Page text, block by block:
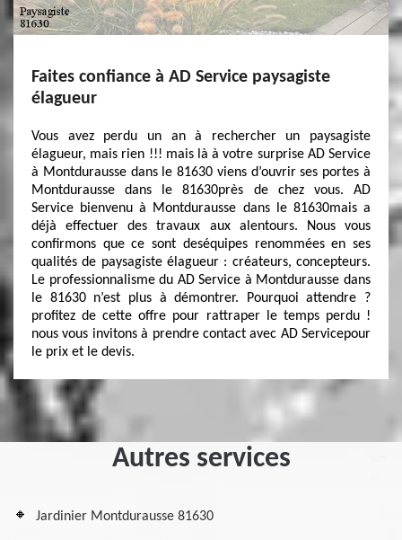
Faites confiance à AD Service paysagiste
élagueur
Vous avez perdu un an à rechercher un paysagiste
élagueur, mais rien !!! mais là à votre surprise AD Service
à Montdurausse dans le 81630 viens d’ouvrir ses portes à
Montdurausse dans le 81630près de chez vous. AD
Service bienvenu à Montdurausse dans le 81630mais a
déjà effectuer des travaux aux alentours. Nous vous
confirmons que ce sont deséquipes renommées en ses
qualités de paysagiste élagueur : créateurs, concepteurs.
Le professionnalisme du AD Service à Montdurausse dans
le 81630 n’est plus à démontrer. Pourquoi attendre ?
profitez de cette offre pour rattraper le temps perdu !
nous vous invitons à prendre contact avec AD Servicepour
le prix et le devis.
Autres services
Jardinier Montdurausse 81630